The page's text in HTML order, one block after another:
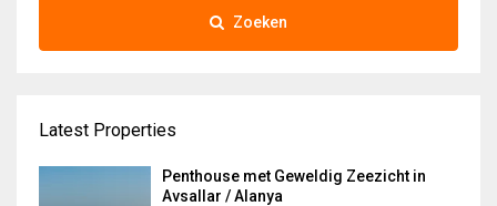
Zoeken
Latest Properties
Penthouse met Geweldig Zeezicht in
Avsallar / Alanya